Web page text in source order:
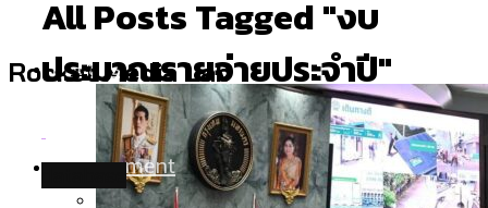
Rocket Media Lab
Politics
Environment
All Posts Tagged "งบ
ประมาณรายจ่ายประจำปี"